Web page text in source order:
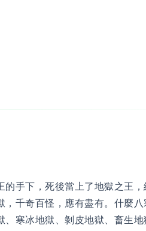
手下，死後當上了地獄之王
千奇百怪，應有盡有。什麼
寒冰地獄、剝皮地獄、畜生